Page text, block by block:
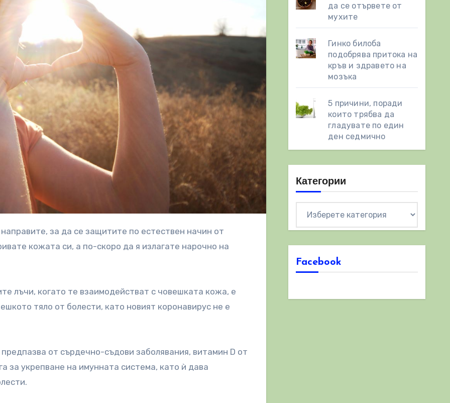
кожата си, а по-скоро да я излагате нарочно на
лъчи, когато те взаимодействат с човешката кожа, е
тяло от болести, като новият коронавирус не е
от сърдечно-съдови заболявания, витамин D от
за укрепване на имунната система, като ѝ дава
да се отървете от
мухите
Гинко билоба
подобрява притока на
кръв и здравето на
мозъка
5 причини, поради
които трябва да
гладувате по един
ден седмично
Категории
Facebook